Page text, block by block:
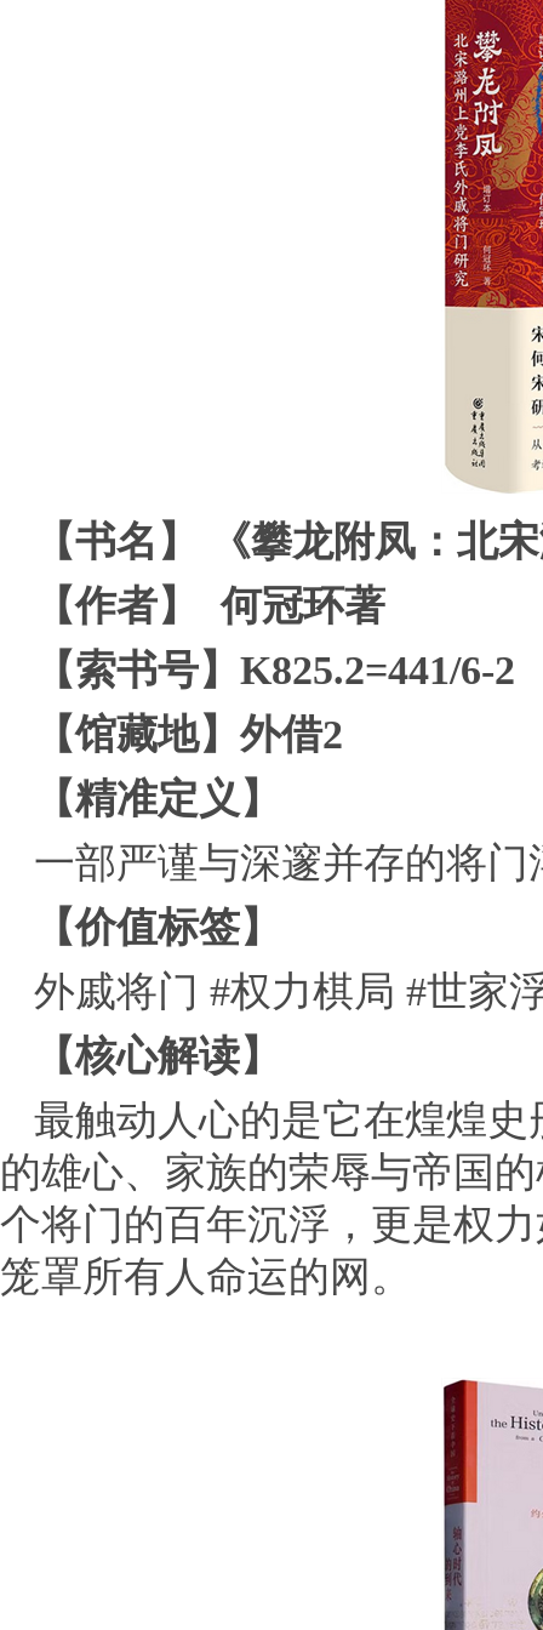
【书名】 《攀龙附凤：北
【作者】 何冠环著
【索书号】K825.2=441/6-2
【馆藏地】外借2
【精准定义】
一部严谨与深邃并存的将门
【价值标签】
外戚将门 #权力棋局 #世家
【核心解读】
最触动人心的是它在煌煌
的雄心、家族的荣辱与帝国
个将门的百年沉浮，更是权
笼罩所有人命运的网。